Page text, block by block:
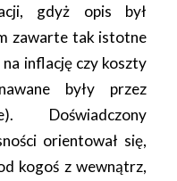
gdyż opis był
zawarte tak istotne
na inflację czy koszty
były przez
Doświadczony
orientował się,
kogoś z wewnątrz,